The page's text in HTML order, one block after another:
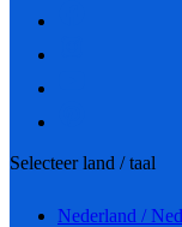
Selecteer land / taal
Nederland /